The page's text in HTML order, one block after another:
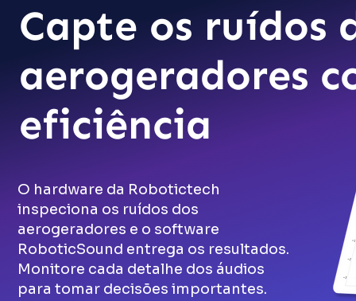
Capte os ruídos
aerogeradores
eficiência
O hardware da Robotictech
inspeciona os ruídos dos
aerogeradores e o software
RoboticSound entrega os resultados.
Monitore cada detalhe dos áudios
para tomar decisões importantes.